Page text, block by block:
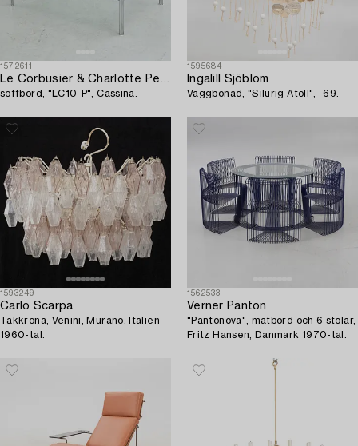
1572611
Le Corbusier & Charlotte Perriand ,
soffbord, "LC10-P", Cassina.
1595684
Ingalill Sjöblom
Väggbonad, "Silurig Atoll", -69.
1593249
Carlo Scarpa
Takkrona, Venini, Murano, Italien
1960-tal.
1562533
Verner Panton
"Pantonova", matbord och 6 stolar,
Fritz Hansen, Danmark 1970-tal.